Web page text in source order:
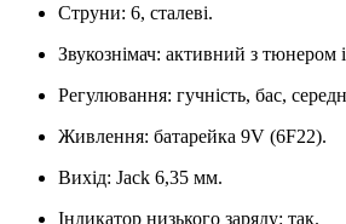
Струни: 6, сталеві.
Звукознімач: активний з тюнером
Регулювання: гучність, бас,
Живлення: батарейка 9V (6F22).
Вихід: Jack 6,35 мм.
Індикатор низького заряду: так.